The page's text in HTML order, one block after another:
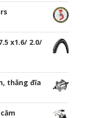
x1.6/ 2.0/
thắng đĩa